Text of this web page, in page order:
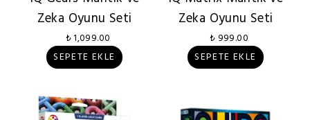
Zeka Oyunu Seti
₺ 1,099.00
SEPETE EKLE
Zeka Oyunu Seti
₺ 999.00
SEPETE EKLE